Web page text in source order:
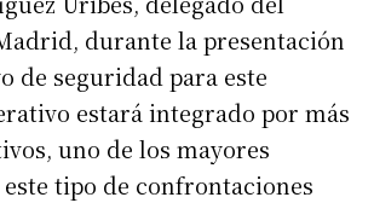
durante la presentación
de seguridad para este
estará integrado por más
uno de los mayores
tipo de confrontaciones